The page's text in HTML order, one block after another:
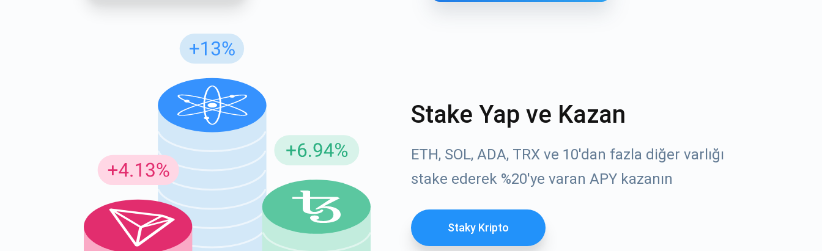
Stake Yap ve Kazan
ETH, SOL, ADA, TRX ve 10'dan fazla diğer varlığı
stake ederek %20'ye varan APY kazanın
Staky Kripto
Atomic
support@atomicwallet.io
YouTube'umuza göz
atın
Güncellemeler için Abone Ol
En son proje güncellemelerini ve kripto kılavuzlarını ilk alan siz olun
ABONE OL